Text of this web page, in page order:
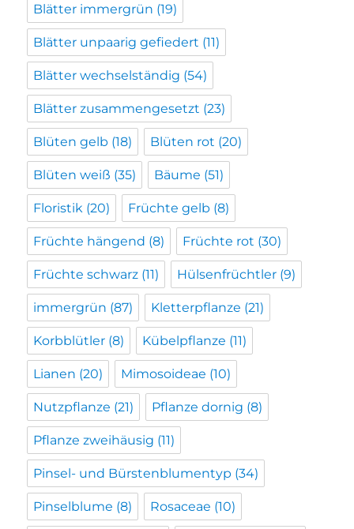
Blätter immergrün (19)
Blätter unpaarig gefiedert (11)
Blätter wechselständig (54)
Blätter zusammengesetzt (23)
Blüten gelb (18) Blüten rot (20)
Blüten weiß (35) Bäume (51)
Floristik (20) Früchte gelb (8)
Früchte hängend (8) Früchte rot (30)
Früchte schwarz (11) Hülsenfrüchtler (9)
immergrün (87) Kletterpflanze (21)
Korbblütler (8) Kübelpflanze (11)
Lianen (20) Mimosoideae (10)
Nutzpflanze (21) Pflanze dornig (8)
Pflanze zweihäusig (11)
Pinsel- und Bürstenblumentyp (34)
Pinselblume (8) Rosaceae (10)